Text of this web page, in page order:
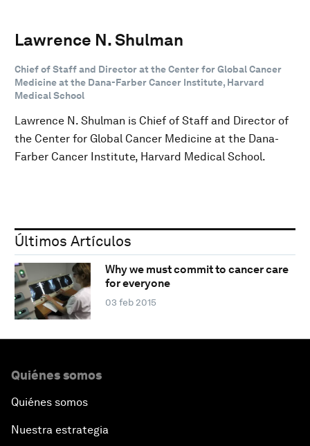
Lawrence N. Shulman
Chief of Staff and Director at the Center for Global Cancer
Medicine at the Dana-Farber Cancer Institute, Harvard
Medical School
Lawrence N. Shulman is Chief of Staff and Director of
the Center for Global Cancer Medicine at the Dana-
Farber Cancer Institute, Harvard Medical School.
Últimos Artículos
Why we must commit to cancer care
for everyone
03 feb 2015
Quiénes somos
Quiénes somos
Nuestra estrategia